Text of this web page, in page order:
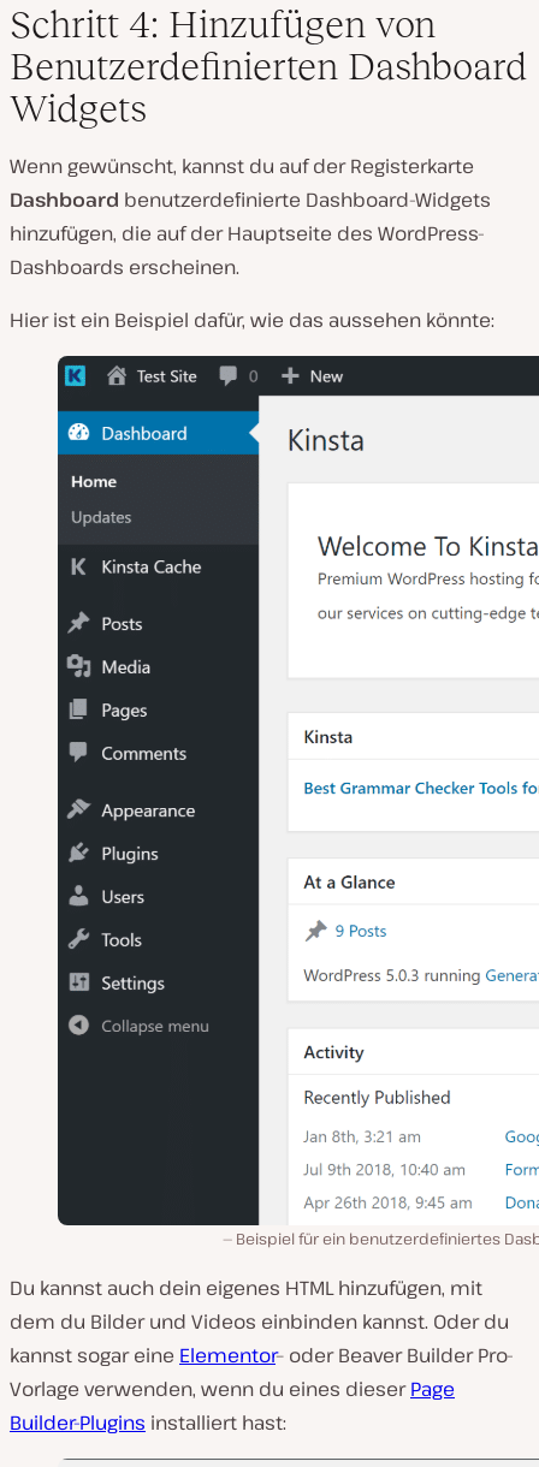
Schritt 4: Hinzufügen von
Benutzerdefinierten Dashboard
Widgets
Wenn gewünscht, kannst du auf der Registerkarte
Dashboard benutzerdefinierte Dashboard-Widgets
hinzufügen, die auf der Hauptseite des WordPress-
Dashboards erscheinen.
Hier ist ein Beispiel dafür, wie das aussehen könnte:
Beispiel für ein benutzerdefiniertes
Du kannst auch dein eigenes HTML hinzufügen, mit
dem du Bilder und Videos einbinden kannst. Oder du
kannst sogar eine Elementor– oder Beaver Builder Pro-
Vorlage verwenden, wenn du eines dieserPage
Builder-Plugins installiert hast: